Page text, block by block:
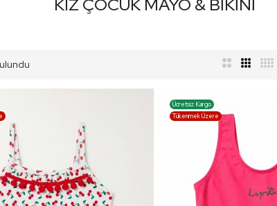
KIZ ÇOCUK MAYO & BİKİNİ
Ücretsiz Kargo
Tükenmek Üzere